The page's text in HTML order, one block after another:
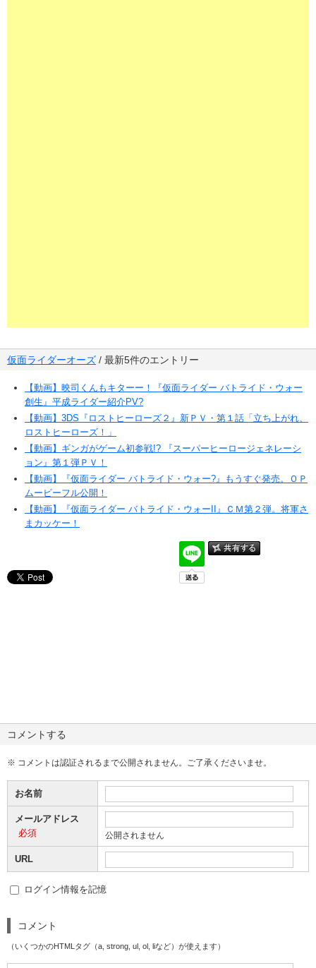
仮面ライダーオーズ / 最新5件のエントリー
【動画】映司くんもキターー！『仮面ライダー バトライド・ウォー
創生』平成ライダー紹介PV?
【動画】3DS『ロストヒーローズ２』新ＰＶ・第１話「立ち上がれ、
ロストヒーローズ！」
【動画】ギンガがゲーム初参戦!? 『スーパーヒーロージェネレーシ
ョン』第１弾ＰＶ！
【動画】『仮面ライダー バトライド・ウォー?』もうすぐ発売。ＯＰ
ムービーフル公開！
【動画】『仮面ライダー バトライド・ウォーII』ＣＭ第２弾。将軍さ
まカッケー！
コメントする
※ コメントは認証されるまで公開されません。ご了承くださいませ。
お名前
メールアドレス
必須
公開されません
URL
ログイン情報を記憶
コメント
（いくつかのHTMLタグ（a, strong, ul, ol, liなど）が使えます）